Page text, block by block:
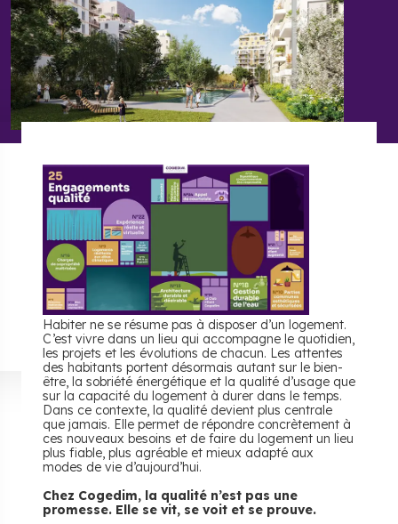
Habiter ne se résume pas à disposer d’un logement.
C’est vivre dans un lieu qui accompagne le quotidien,
les projets et les évolutions de chacun. Les attentes
des habitants portent désormais autant sur le bien-
être, la sobriété énergétique et la qualité d’usage que
sur la capacité du logement à durer dans le temps.
Dans ce contexte, la qualité devient plus centrale
que jamais. Elle permet de répondre concrètement à
ces nouveaux besoins et de faire du logement un lieu
plus fiable, plus agréable et mieux adapté aux
modes de vie d’aujourd’hui.
Chez Cogedim, la qualité n’est pas une
promesse. Elle se vit, se voit et se prouve.